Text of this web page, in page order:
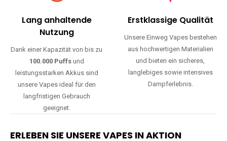
Lang anhaltende
Nutzung
Dank einer Kapazität von bis zu
100.000 Puffsund
leistungsstarken Akkus sind
unsere Vapes ideal für den
langfristigen Gebrauch
geeignet.
Erstklassige Qualität
Unsere Einweg Vapes bestehen
aus hochwertigen Materialien
und bieten ein sicheres,
langlebiges sowie intensives
Dampferlebnis.
ERLEBEN SIE UNSERE VAPES IN AKTION